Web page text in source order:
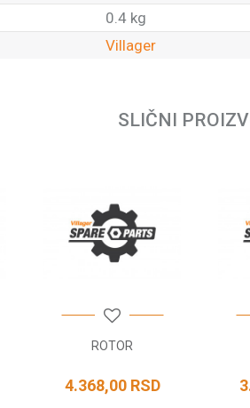
0.4 kg
Villager
SLIČNI
ROTOR
4.368,00 RSD